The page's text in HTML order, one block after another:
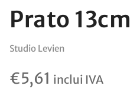
Prato 13cm
Studio Levien
€5,61 inclui IVA